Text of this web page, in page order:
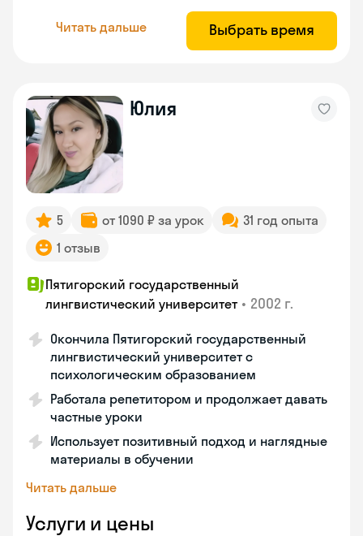
Читать дальше Выбрать время
Юлия
5 от 1090 ₽ за урок
31 год опыта
1 отзыв
Пятигорский государственный
лингвистический университет • 2002 г.
Окончила Пятигорский государственный
лингвистический университет с
психологическим образованием
Работала репетитором и продолжает давать
частные уроки
Использует позитивный подход и наглядные
материалы в обучении
Читать дальше
Услуги и цены